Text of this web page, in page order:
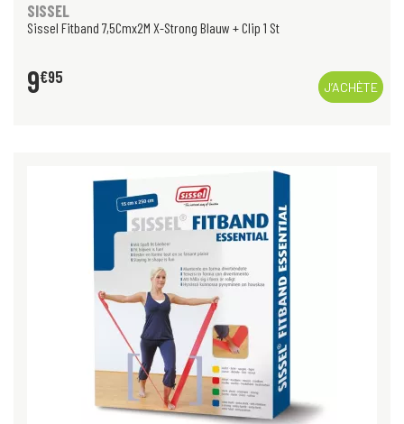
SISSEL
Sissel Fitband 7,5Cmx2M X-Strong Blauw + Clip 1 St
9€95
J’ACHÈTE